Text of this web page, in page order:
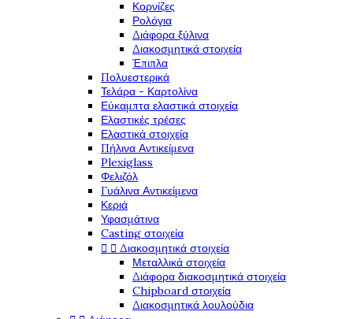
Κορνίζες
Ρολόγια
Διάφορα ξύλινα
Διακοσμητικά στοιχεία
Έπιπλα
Πολυεστερικά
Τελάρα - Καρτολίνα
Εύκαμπτα ελαστικά στοιχεία
Ελαστικές τρέσες
Ελαστικά στοιχεία
Πήλινα Αντικείμενα
Plexiglass
Φελιζόλ
Γυάλινα Αντικείμενα
Κεριά
Υφασμάτινα
Casting στοιχεία
  Διακοσμητικά στοιχεία
Μεταλλικά στοιχεία
Διάφορα διακοσμητικά στοιχεία
Chipboard στοιχεία
Διακοσμητικά λουλούδια